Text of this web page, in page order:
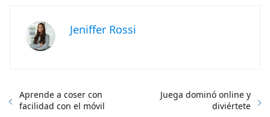
Jeniffer Rossi
Aprende a coser con
facilidad con el móvil
Juega dominó online y
diviértete